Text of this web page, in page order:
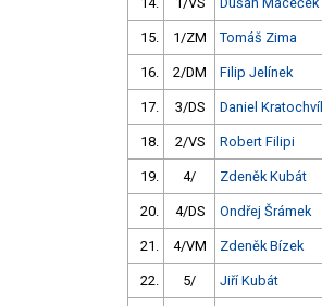
15. 1/ZM Tomáš Zima
16. 2/DM Filip Jelínek
17. 3/DS Daniel Kratochvíl
18. 2/VS Robert Filipi
19. 4/ Zdeněk Kubát
20. 4/DS Ondřej Šrámek
21. 4/VM Zdeněk Bízek
22. 5/ Jiří Kubát